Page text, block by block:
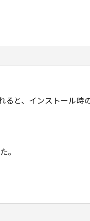
ると、インストール
。